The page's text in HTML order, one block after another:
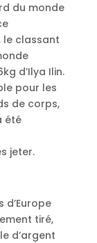
du monde
le classant
d’Ilya Ilin.
pour les
de corps,
été
jeter.
tiré,
d’argent